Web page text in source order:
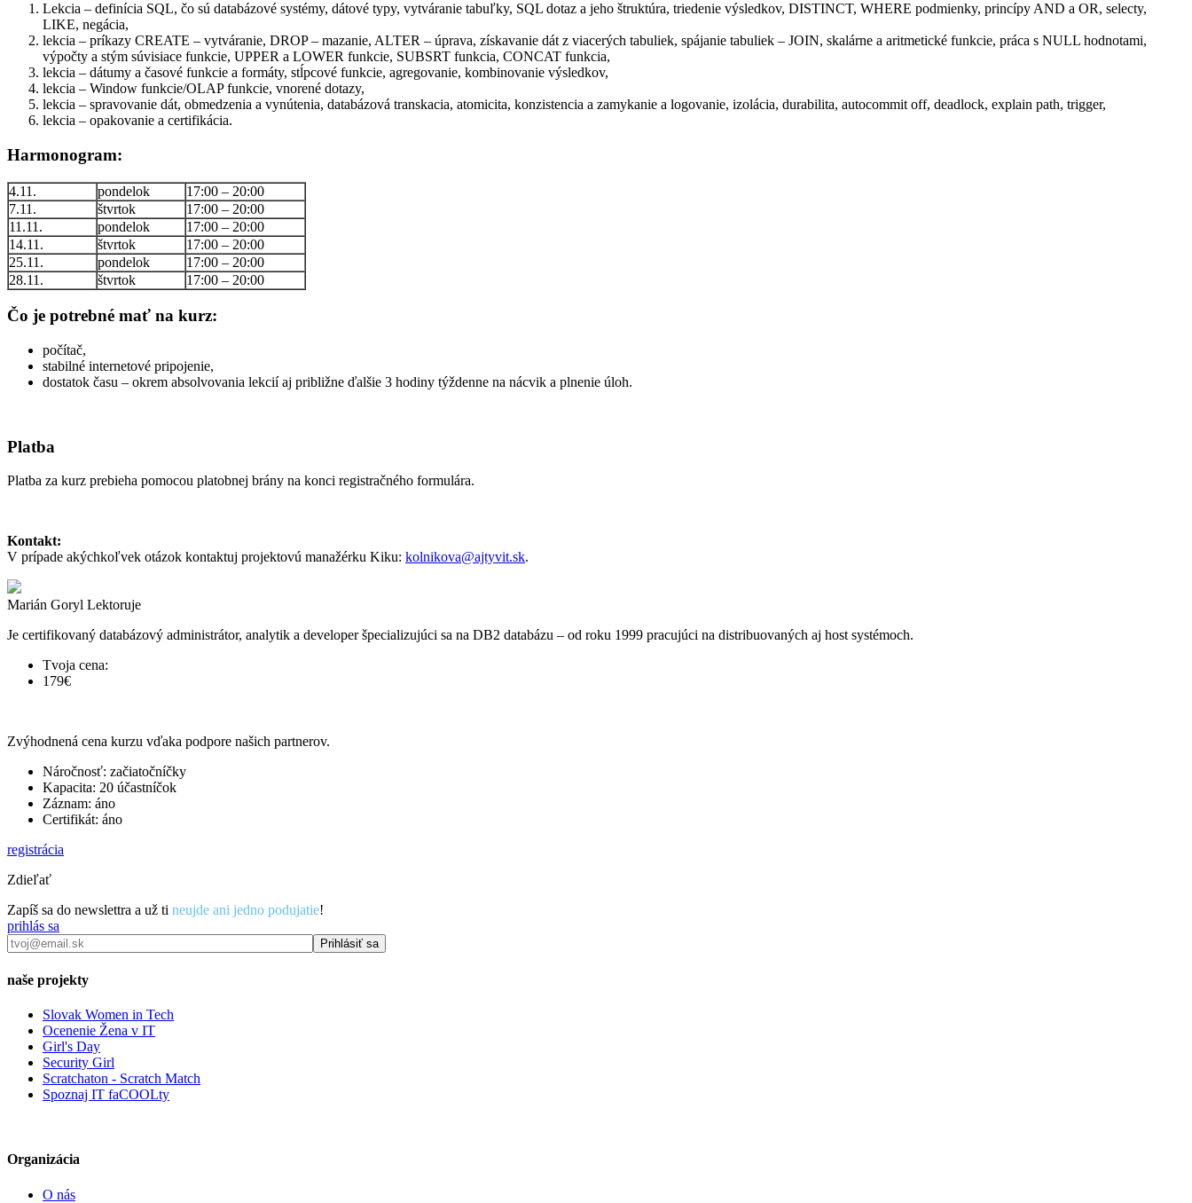
Lekcia – definícia SQL, čo sú databázové systémy, dátové typy, vytváranie tabuľky, SQL dotaz a jeho štruktúra, triedenie výsledkov, DISTINCT, WHERE podmienky, princípy AND a OR, selecty,
LIKE, negácia,
lekcia – príkazy CREATE – vytváranie, DROP – mazanie, ALTER – úprava, získavanie dát z viacerých tabuliek, spájanie tabuliek – JOIN, skalárne a aritmetické funkcie, práca s NULL hodnotami,
výpočty a stým súvisiace funkcie, UPPER a LOWER funkcie, SUBSRT funkcia, CONCAT funkcia,
lekcia – dátumy a časové funkcie a formáty, stĺpcové funkcie, agregovanie, kombinovanie výsledkov,
lekcia – Window funkcie/OLAP funkcie, vnorené dotazy,
lekcia – spravovanie dát, obmedzenia a vynútenia, databázová transkacia, atomicita, konzistencia a zamykanie a logovanie, izolácia, durabilita, autocommit off, deadlock, explain path, trigger,
lekcia – opakovanie a certifikácia.
Harmonogram:
4.11. pondelok
17:00 – 20:00
7.11.
štvrtok
17:00 – 20:00
11.11.
pondelok
17:00 – 20:00
14.11.
štvrtok
17:00 – 20:00
25.11.
pondelok
17:00 – 20:00
28.11.
štvrtok 17:00 – 20:00
Čo je potrebné mať na kurz:
počítač,
stabilné internetové pripojenie,
dostatok času – okrem absolvovania lekcií aj približne ďalšie 3 hodiny týždenne na nácvik a plnenie úloh.
Platba
Platba za kurz prebieha pomocou platobnej brány na konci registračného formulára.
Kontakt:
V prípade akýchkoľvek otázok kontaktuj projektovú manažérku Kiku: kolnikova@ajtyvit.sk.
Marián Goryl Lektoruje
Je certifikovaný databázový administrátor, analytik a developer špecializujúci sa na DB2 databázu – od roku 1999 pracujúci na distribuovaných aj host systémoch.
Tvoja cena:
179€
Zvýhodnená cena kurzu vďaka podpore našich partnerov.
Náročnosť: začiatočníčky
Kapacita: 20 účastníčok
Záznam: áno
Certifikát: áno
registrácia
Zdieľať
Zapíš sa do newslettra a už ti neujde ani jedno podujatie!
prihlás sa
naše projekty
Slovak Women in Tech
Ocenenie Žena v IT
Girl's Day
Security Girl
Scratchaton - Scratch Match
Spoznaj IT faCOOLty
Organizácia
O nás